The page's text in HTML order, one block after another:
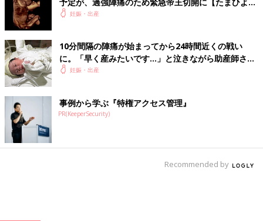
予定が、過強陣痛のため緊急帝王切開に【たまひよ
出産体験談】
妊娠・出産
10分間隔の陣痛が始まってから24時間近くの戦い
に。「早く産みたいです…」と泣きながら助産師さん
に訴える【たまひよ 出産体験談】
妊娠・出産
事例から学ぶ『特権アクセス管理』
PR(KeeperSecurity)
Recommended by